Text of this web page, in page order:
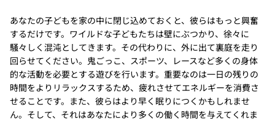
あなたの子どもを家の中に閉じ込めておくと、彼らはもっと興奮
するだけです。ワイルドな子どもたちは壁にぶつかり、徐々に
騒々しく混沌としてきます。その代わりに、外に出て裏庭を走り
回らせてください。鬼ごっこ、スポーツ、レースなど多くの身体
的な活動を必要とする遊びを行います。重要なのは一日の残りの
時間をよりリラックスするため、疲れさせてエネルギーを消費さ
せることです。また、彼らはより早く眠りにつくかもしれませ
ん。そして、それはあなたにより多くの働く時間を与えてくれま